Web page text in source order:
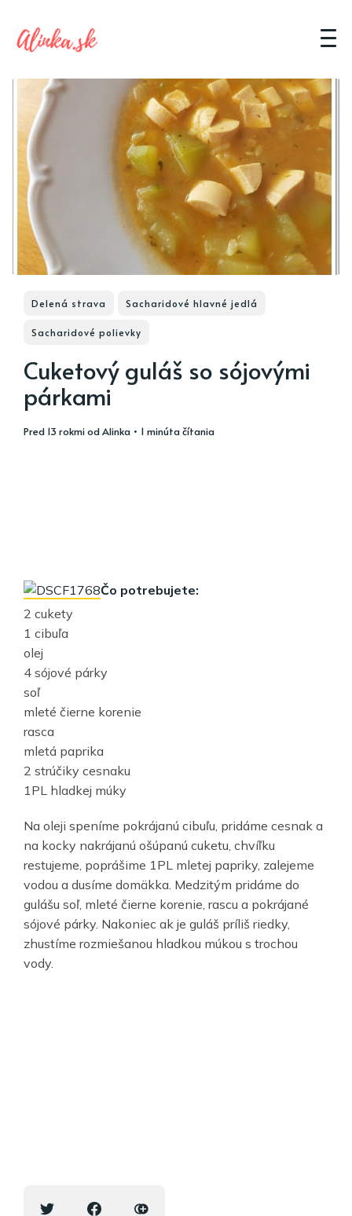
Delená strava Sacharidové hlavné jedlá
Sacharidové polievky
Cuketový guláš so sójovými
párkami
pred 13 rokmiodAlinka • 1 minúta čítania
Čo potrebujete:
2 cukety
1 cibuľa
olej
4 sójové párky
soľ
mleté čierne korenie
rasca
mletá paprika
2 strúčiky cesnaku
1PL hladkej múky
Na oleji speníme pokrájanú cibuľu, pridáme cesnak a
na kocky nakrájanú ošúpanú cuketu, chvíľku
restujeme, poprášime 1PL mletej papriky, zalejeme
vodou a dusíme domäkka. Medzitým pridáme do
gulášu soľ, mleté čierne korenie, rascu a pokrájané
sójové párky. Nakoniec ak je guláš príliš riedky,
zhustíme rozmiešanou hladkou múkou s trochou
vody.